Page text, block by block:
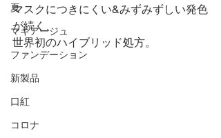
夏
マキアージュ
ファンデーション
新製品
口紅
コロナ
マスクにつきにくい&みずみずしい発色
が続く、
世界初のハイブリッド処方。